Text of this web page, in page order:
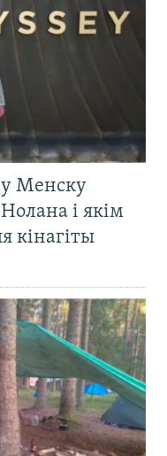
у Менску
і якім
кінагіты